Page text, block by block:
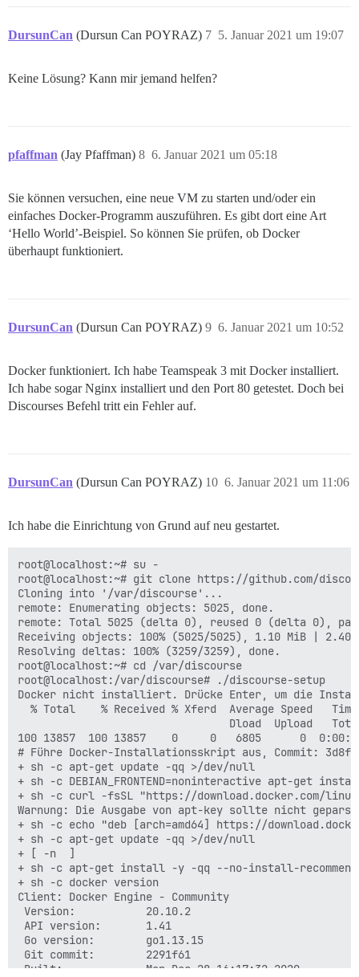
DursunCan (Dursun Can POYRAZ) 5. Januar 2021 um 19:07
7
Keine Lösung? Kann mir jemand helfen?
pfaffman (Jay Pfaffman) 6. Januar 2021 um 05:18
8
Sie können versuchen, eine neue VM zu starten und/oder ein
einfaches Docker-Programm auszuführen. Es gibt dort eine Art
‘Hello World’-Beispiel. So können Sie prüfen, ob Docker
überhaupt funktioniert.
DursunCan (Dursun Can POYRAZ) 6. Januar 2021 um 10:52
9
Docker funktioniert. Ich habe Teamspeak 3 mit Docker installiert.
Ich habe sogar Nginx installiert und den Port 80 getestet. Doch bei
Discourses Befehl tritt ein Fehler auf.
DursunCan (Dursun Can POYRAZ) 6. Januar 2021 um 11:06
10
Ich habe die Einrichtung von Grund auf neu gestartet.
root@localhost:~# su -
root@localhost:~# git clone https://github.com/
Cloning into '/var/discourse'...
remote: Enumerating objects: 5025, done.
remote: Total 5025 (delta 0), reused 0 (delta 0),
Receiving objects: 100% (5025/5025), 1.10 MiB | 2.40
Resolving deltas: 100% (3259/3259), done.
root@localhost:~# cd /var/discourse
root@localhost:/var/discourse# ./discourse-setup
Docker nicht installiert. Drücke Enter, um die
% Total    % Received % Xferd  Average Speed
Dload  Upload
100 13857  100 13857    0     0   6805      0
# Führe Docker-Installationsskript aus, Commit:
+ sh -c apt-get update -qq >/dev/null
+ sh -c DEBIAN_FRONTEND=noninteractive apt-
+ sh -c curl -fsSL "https://download.docker.com/
Warnung: Die Ausgabe von apt-key sollte nicht
+ sh -c echo "deb [arch=amd64] https://
+ sh -c apt-get update -qq >/dev/null
+ [ -n  ]
+ sh -c apt-get install -y -qq --no-install-
+ sh -c docker version
Client: Docker Engine - Community
Version:           20.10.2
API version:       1.41
Go version:        go1.13.15
Git commit:        2291f61
Built:             Mon Dec 28 16:17:32 2020